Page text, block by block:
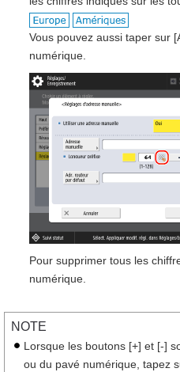
Vous pouvez aussi taper sur
numérique.
Pour supprimer tous les
numérique.
NOTE
Lorsque les boutons [+] et [-]
ou du pavé numérique, tapez